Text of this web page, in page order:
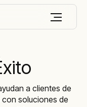
a clientes de
soluciones de